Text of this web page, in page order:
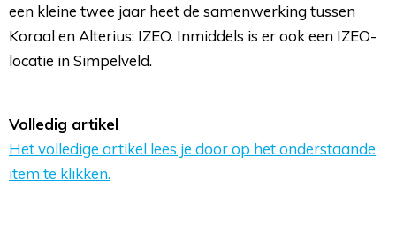
een kleine twee jaar heet de samenwerking tussen
Koraal en Alterius: IZEO. Inmiddels is er ook een IZEO-
locatie in Simpelveld.
Volledig artikel
Het volledige artikel lees je door op het onderstaande
item te klikken.